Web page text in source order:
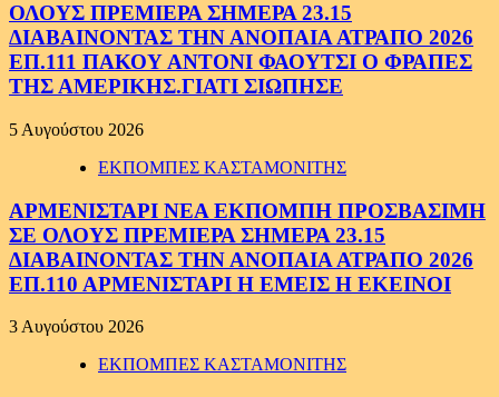
ΟΛΟΥΣ ΠΡΕΜΙΕΡΑ ΣΗΜΕΡΑ 23.15
ΔΙΑΒΑΙΝΟΝΤΑΣ ΤΗΝ ΑΝΟΠΑΙΑ ΑΤΡΑΠΟ 2026
ΕΠ.111 ΠΑΚΟΥ ΑΝΤΟΝΙ ΦΑΟΥΤΣΙ Ο ΦΡΑΠΕΣ
ΤΗΣ ΑΜΕΡΙΚΗΣ.ΓΙΑΤΙ ΣΙΩΠΗΣΕ
5 Αυγούστου 2026
ΕΚΠΟΜΠΕΣ ΚΑΣΤΑΜΟΝΙΤΗΣ
ΑΡΜΕΝΙΣΤΑΡΙ ΝΕΑ ΕΚΠΟΜΠΗ ΠΡΟΣΒΑΣΙΜΗ
ΣΕ ΟΛΟΥΣ ΠΡΕΜΙΕΡΑ ΣΗΜΕΡΑ 23.15
ΔΙΑΒΑΙΝΟΝΤΑΣ ΤΗΝ ΑΝΟΠΑΙΑ ΑΤΡΑΠΟ 2026
ΕΠ.110 ΑΡΜΕΝΙΣΤΑΡΙ Η ΕΜΕΙΣ Η ΕΚΕΙΝΟΙ
3 Αυγούστου 2026
ΕΚΠΟΜΠΕΣ ΚΑΣΤΑΜΟΝΙΤΗΣ